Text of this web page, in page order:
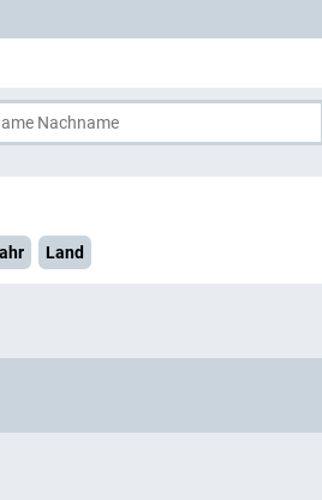
und eine weitere Person
Land